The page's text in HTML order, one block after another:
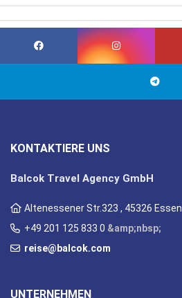
KONTAKTIERE UNS
Balcok Travel Agency GmbH
Altenessener Str.323 , 45326 Essen
+49 201 125 833 0 &amp;nbsp;
reise@balcok.com
UNTERNEHMEN